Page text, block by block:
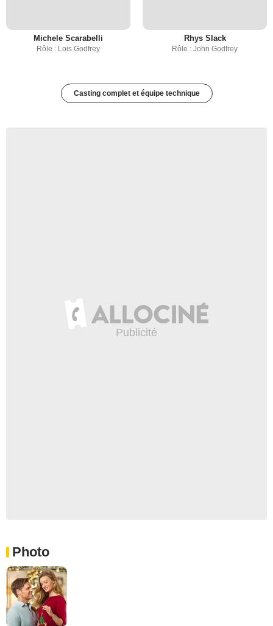
Michele Scarabelli
Rôle : Lois Godfrey
Rhys Slack
Rôle : John Godfrey
Casting complet et équipe technique
Photo